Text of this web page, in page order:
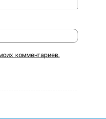
комментариев.